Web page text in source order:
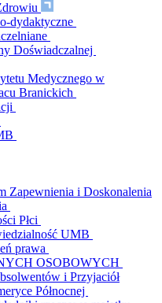
dydaktyczne
Doświadczalnej
Medycznego w
Branickich
Zapewnienia i Doskonalenia
Płci
UMB
prawa
OSOBOWYCH
i Przyjaciół
Północnej